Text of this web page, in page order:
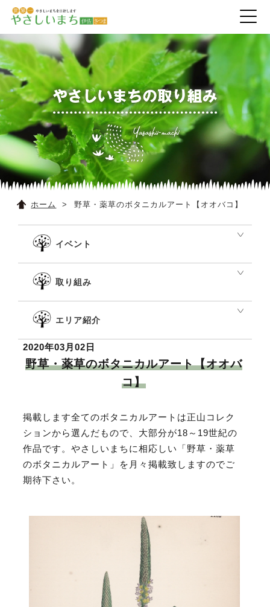
ホーム 野草・薬草のボタニカルアート【オオバコ】
イベント
取り組み
エリア紹介
2020年03月02日
野草・薬草のボタニカルアート【オオバ
コ】
掲載します全てのボタニカルアートは正山コレク
ションから選んだもので、大部分が18～19世紀の
作品です。やさしいまちに相応しい「野草・薬草
のボタニカルアート」を月々掲載致しますのでご
期待下さい。